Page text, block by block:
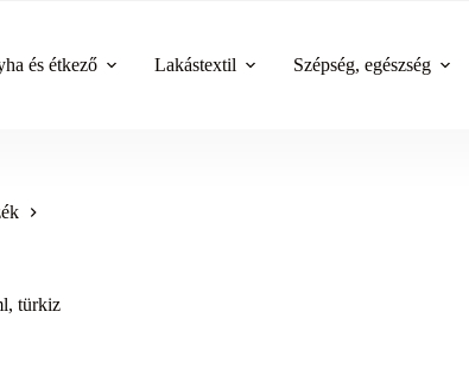
és étkező Lakástextil Szépség, egészség
türkiz